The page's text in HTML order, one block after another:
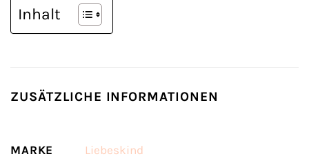
Inhalt
ZUSÄTZLICHE INFORMATIONEN
MARKE Liebeskind